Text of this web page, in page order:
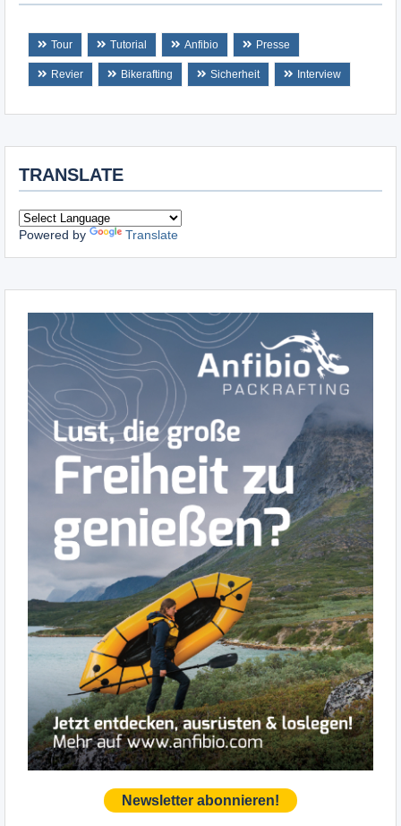
Tour Tutorial Anfibio Presse
Revier Bikerafting Sicherheit Interview
TRANSLATE
Powered by Translate
Newsletter abonnieren!